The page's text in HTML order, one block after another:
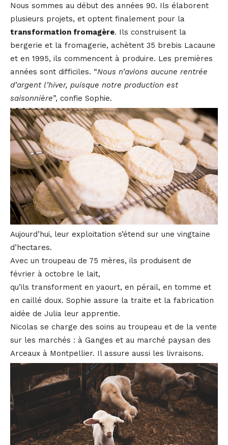
Nous sommes au début des années 90. Ils élaborent
plusieurs projets, et optent finalement pour la
transformation fromagère. Ils construisent la
bergerie et la fromagerie, achètent 35 brebis Lacaune
et en 1995, ils commencent à produire. Les premières
années sont difficiles. “Nous n’avions aucune rentrée
d’argent l’hiver, puisque notre production est
saisonnière”, confie Sophie.
Aujourd’hui, leur exploitation s’étend sur une vingtaine
d’hectares.
Avec un troupeau de 75 mères, ils produisent de
février à octobre le lait,
qu’ils transforment en yaourt, en pérail, en tomme et
en caillé doux. Sophie assure la traite et la fabrication
aidée de Julia leur apprentie.
Nicolas se charge des soins au troupeau et de la vente
sur les marchés : à Ganges et au marché paysan des
Arceaux à Montpellier. Il assure aussi les livraisons.